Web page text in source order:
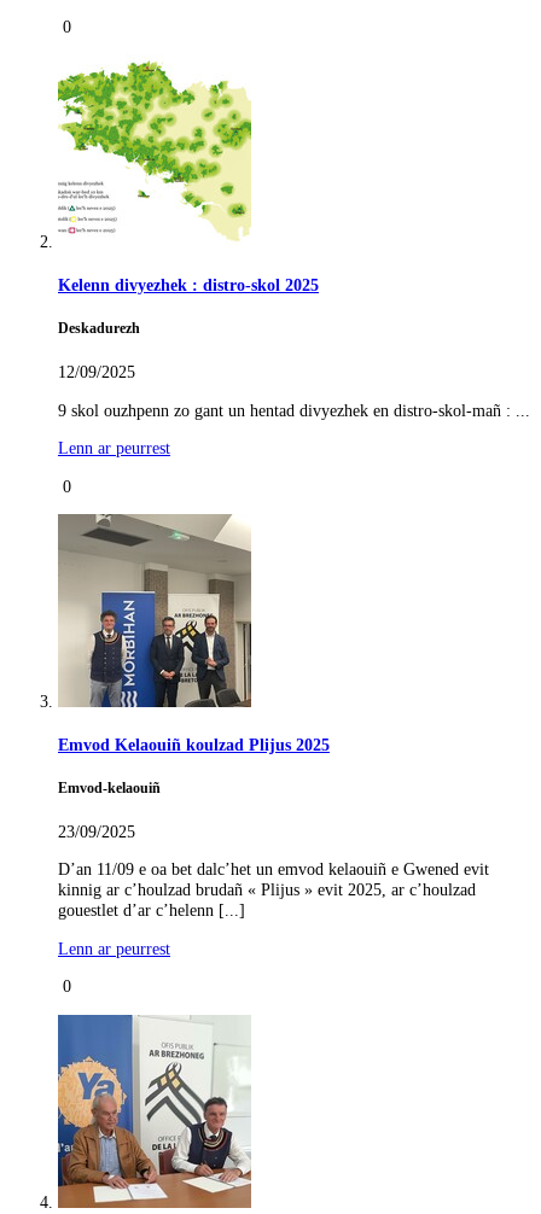
0
Kelenn divyezhek : distro-skol 2025
Deskadurezh
12/09/2025
9 skol ouzhpenn zo gant un hentad divyezhek en distro-skol-mañ : ...
Lenn ar peurrest
0
Emvod Kelaouiñ koulzad Plijus 2025
Emvod-kelaouiñ
23/09/2025
D’an 11/09 e oa bet dalc’het un emvod kelaouiñ e Gwened evit
kinnig ar c’houlzad brudañ « Plijus » evit 2025, ar c’houlzad
gouestlet d’ar c’helenn [...]
Lenn ar peurrest
0